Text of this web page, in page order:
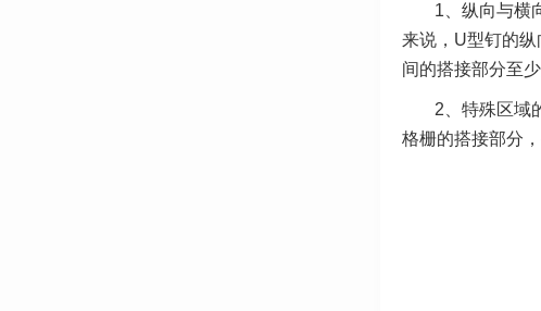
1、纵向与横
来说，U型钉的
间的搭接部分至
2、特殊区域
格栅的搭接部分